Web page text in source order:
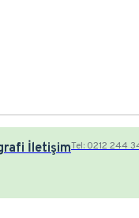
İletişimTel: 0212 244